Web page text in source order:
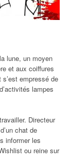
lune, un moyen
et aux coiffures
empressé de
lampes
Directeur
chat de
informer les
ou reine sur